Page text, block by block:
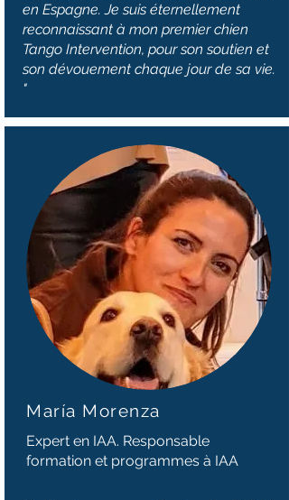
en Espagne. Je suis éternellement
reconnaissant à mon premier chien
Tango Intervention, pour son soutien et
son dévouement chaque jour de sa vie.
"
María Morenza
Expert en IAA. Responsable
formation et programmes à IAA